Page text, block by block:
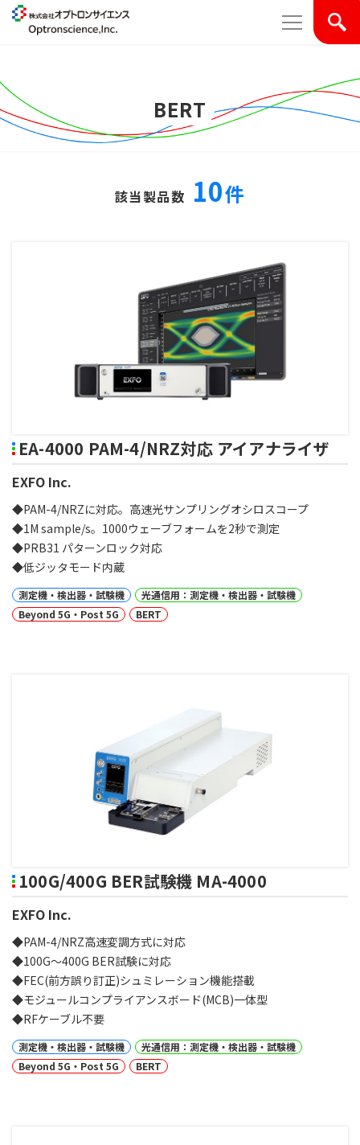
BERT
該当製品数 10件
EA-4000 PAM-4/NRZ対応 アイアナライザ
EXFO Inc.
◆PAM-4/NRZに対応。高速光サンプリングオシロスコープ
◆1M sample/s。1000ウェーブフォームを2秒で測定
◆PRB31 パターンロック対応
◆低ジッタモード内蔵
測定機・検出器・試験機
光通信用：測定機・検出器・試験機
Beyond 5G・Post 5G
BERT
100G/400G BER試験機 MA-4000
EXFO Inc.
◆PAM-4/NRZ高速変調方式に対応
◆100G～400G BER試験に対応
◆FEC(前方誤り訂正)シュミレーション機能搭載
◆モジュールコンプライアンスボード(MCB)一体型
◆RFケーブル不要
測定機・検出器・試験機
光通信用：測定機・検出器・試験機
Beyond 5G・Post 5G
BERT